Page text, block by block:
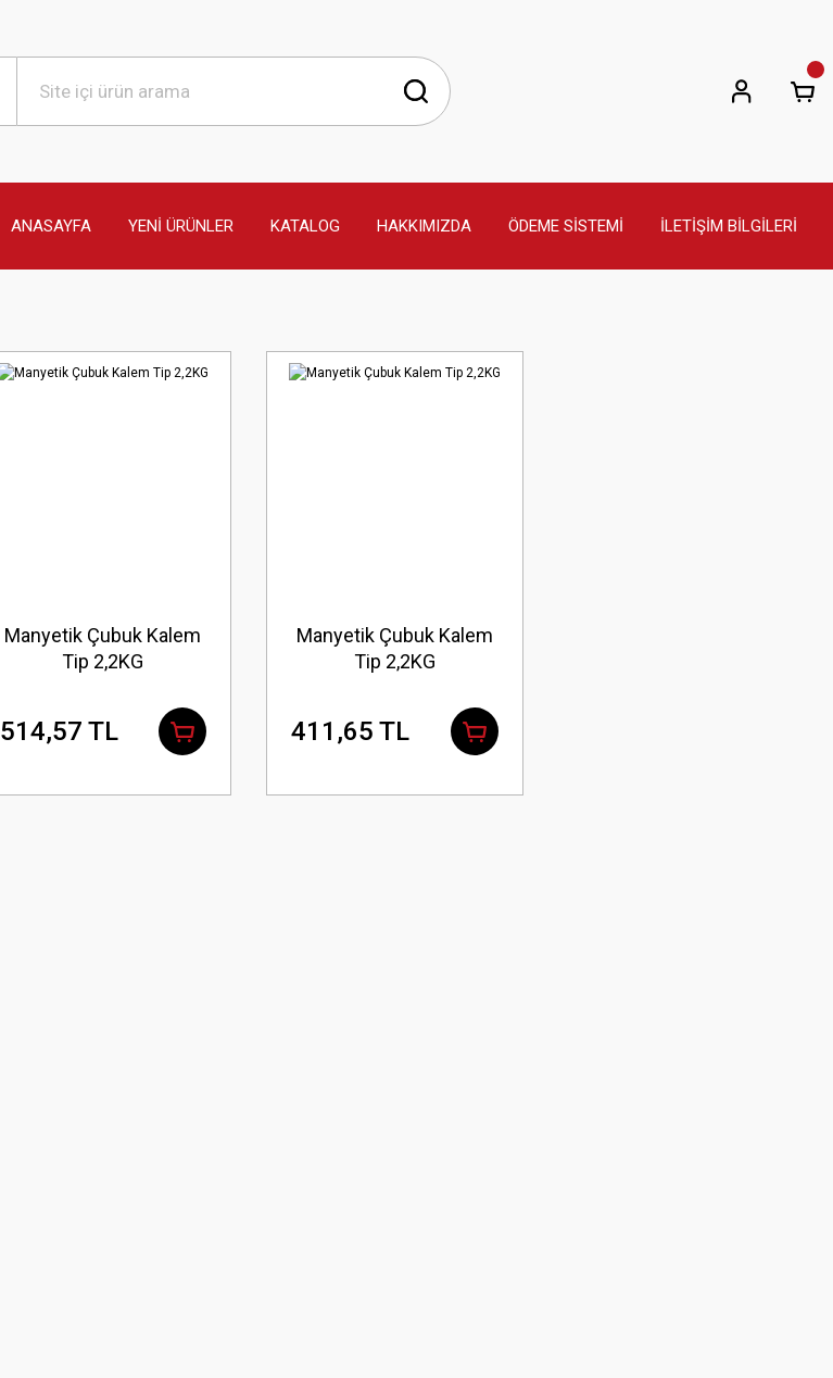
ANASAYFA YENİ ÜRÜNLER KATALOG HAKKIMIZDA ÖDEME SİSTEMİ İLETİŞİM BİLGİLERİ
Manyetik Çubuk Kalem
Tip 2,2KG
514,57 TL
Manyetik Çubuk Kalem
Tip 2,2KG
411,65 TL